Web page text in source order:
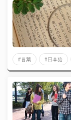
#言葉 #日本語